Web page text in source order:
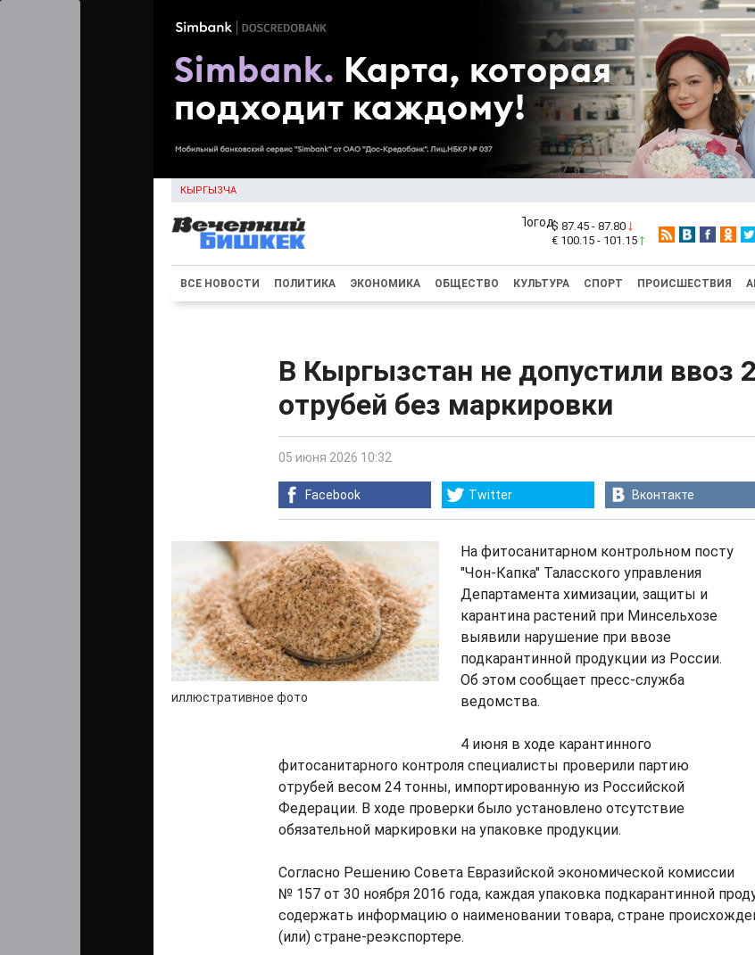
КЫРГЫЗЧА
$ 87.45 - 87.80
€ 100.15 - 101.15
ВСЕ НОВОСТИ ПОЛИТИКА ЭКОНОМИКА ОБЩЕСТВО КУЛЬТУРА СПОРТ ПРОИСШЕСТВИЯ
В Кыргызстан не допустили ввоз
отрубей без маркировки
05 июня 2026 10:32
Facebook Twitter Вконтакте
иллюстративное фото
На фитосанитарном контрольном посту
"Чон-Капка" Таласского управления
Департамента химизации, защиты и
карантина растений при Минсельхозе
выявили нарушение при ввозе
подкарантинной продукции из России.
Об этом сообщает пресс-служба
ведомства.
4 июня в ходе карантинного
фитосанитарного контроля специалисты проверили партию
отрубей весом 24 тонны, импортированную из Российской
Федерации. В ходе проверки было установлено отсутствие
обязательной маркировки на упаковке продукции.
Согласно Решению Совета Евразийской экономической комиссии
№ 157 от 30 ноября 2016 года, каждая упаковка подкарантинной
содержать информацию о наименовании товара, стране
(или) стране-реэкспортере.